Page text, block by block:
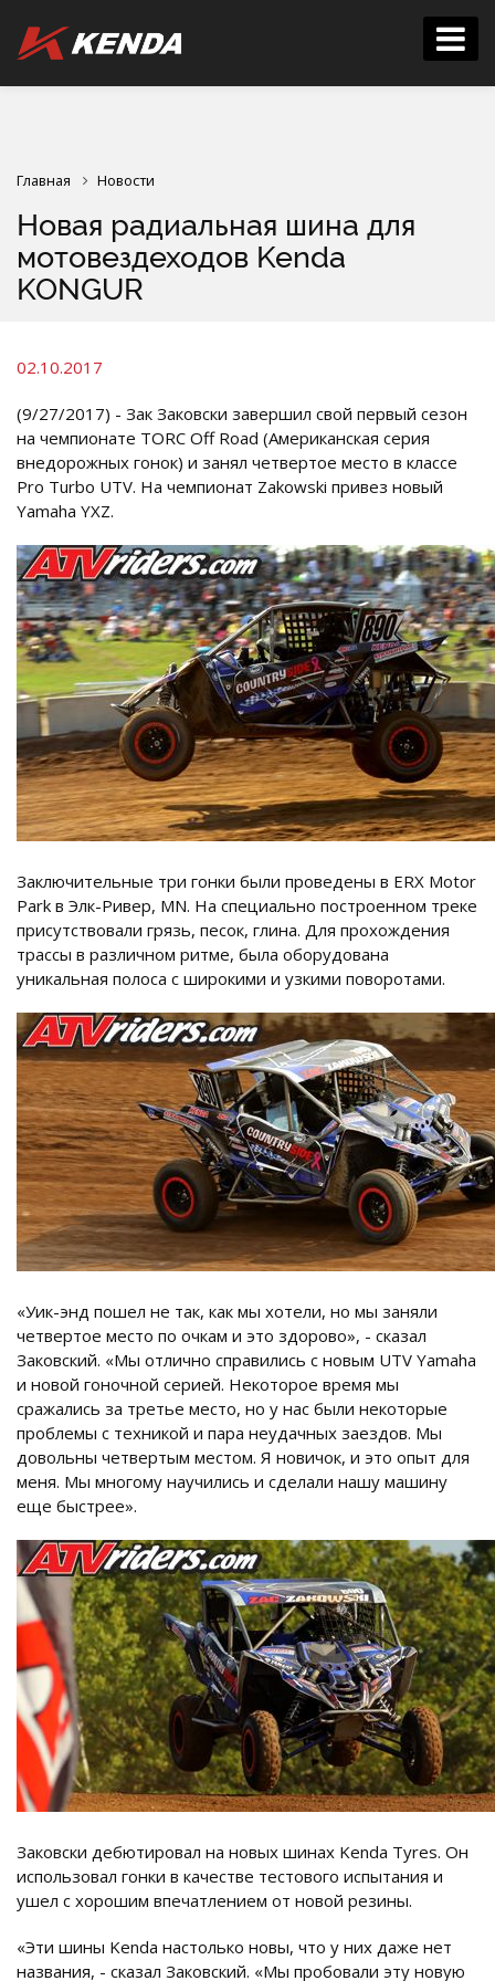
Главная Новости
Новая радиальная шина для
мотовездеходов Kenda
KONGUR
02.10.2017
(9/27/2017) - Зак Заковски завершил свой первый сезон
на чемпионате TORC Off Road (Американская серия
внедорожных гонок) и занял четвертое место в классе
Pro Turbo UTV. На чемпионат Zakowski привез новый
Yamaha YXZ.
Заключительные три гонки были проведены в ERX Motor
Park в Элк-Ривер, MN. На специально построенном треке
присутствовали грязь, песок, глина. Для прохождения
трассы в различном ритме, была оборудована
уникальная полоса с широкими и узкими поворотами.
«Уик-энд пошел не так, как мы хотели, но мы заняли
четвертое место по очкам и это здорово», - сказал
Заковский. «Мы отлично справились с новым UTV Yamaha
и новой гоночной серией. Некоторое время мы
сражались за третье место, но у нас были некоторые
проблемы с техникой и пара неудачных заездов. Мы
довольны четвертым местом. Я новичок, и это опыт для
меня. Мы многому научились и сделали нашу машину
еще быстрее».
Заковски дебютировал на новых шинах Kenda Tyres. Он
использовал гонки в качестве тестового испытания и
ушел с хорошим впечатлением от новой резины.
«Эти шины Kenda настолько новы, что у них даже нет
названия, - сказал Заковский. «Мы пробовали эту новую